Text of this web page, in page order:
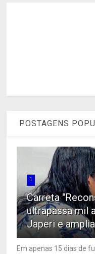
POSTAGENS
1
Carreta
ultrapassa mil
Japeri e
Em apenas 15 dias de